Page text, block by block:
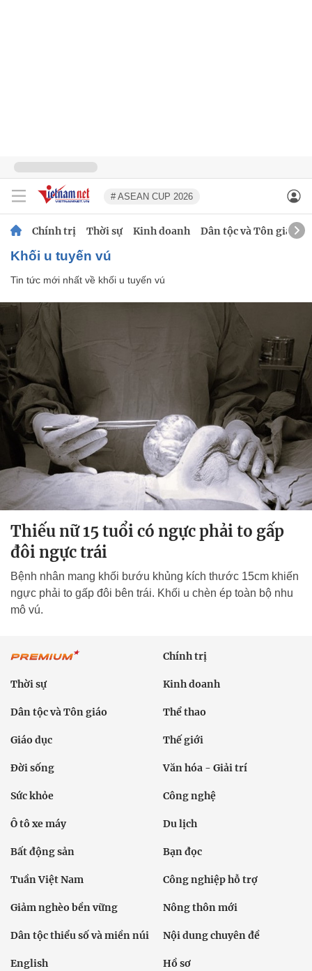
# ASEAN CUP 2026
Chính trị Thời sự Kinh doanh Dân tộc và Tôn giáo
khối u tuyến vú
Tin tức mới nhất về khối u tuyến vú
Thiếu nữ 15 tuổi có ngực phải to gấp
đôi ngực trái
Bệnh nhân mang khối bướu khủng kích thước 15cm khiến
ngực phải to gấp đôi bên trái. Khối u chèn ép toàn bộ nhu
mô vú.
Chính trị
Thời sự Kinh doanh
Dân tộc và Tôn giáo Thể thao
Giáo dục Thế giới
Đời sống Văn hóa - Giải trí
Sức khỏe Công nghệ
Ô tô xe máy Du lịch
Bất động sản Bạn đọc
Tuần Việt Nam Công nghiệp hỗ trợ
Giảm nghèo bền vững Nông thôn mới
Dân tộc thiểu số và miền núi Nội dung chuyên đề
English Hồ sơ